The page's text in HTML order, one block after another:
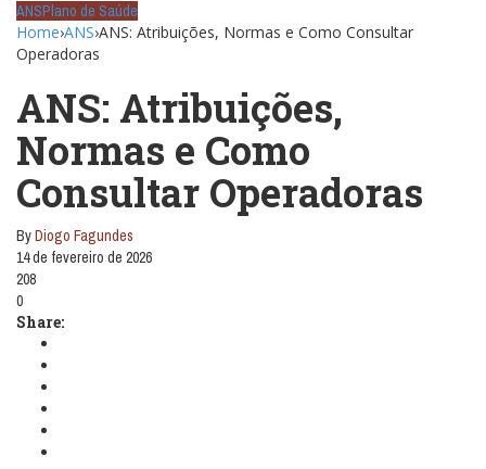
ANSPlano de Saúde
Home›ANS›ANS: Atribuições, Normas e Como Consultar
Operadoras
ANS: Atribuições,
Normas e Como
Consultar Operadoras
ByDiogo Fagundes
14 de fevereiro de 2026
208
0
Share: